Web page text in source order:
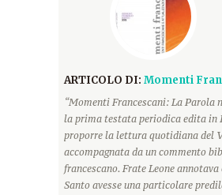
ARTICOLO DI: Momenti
“Momenti Francescani: La Parola
la prima testata periodica edita in
proporre la lettura quotidiana del
accompagnata da un commento
francescano. Frate Leone
Santo avesse una particolare